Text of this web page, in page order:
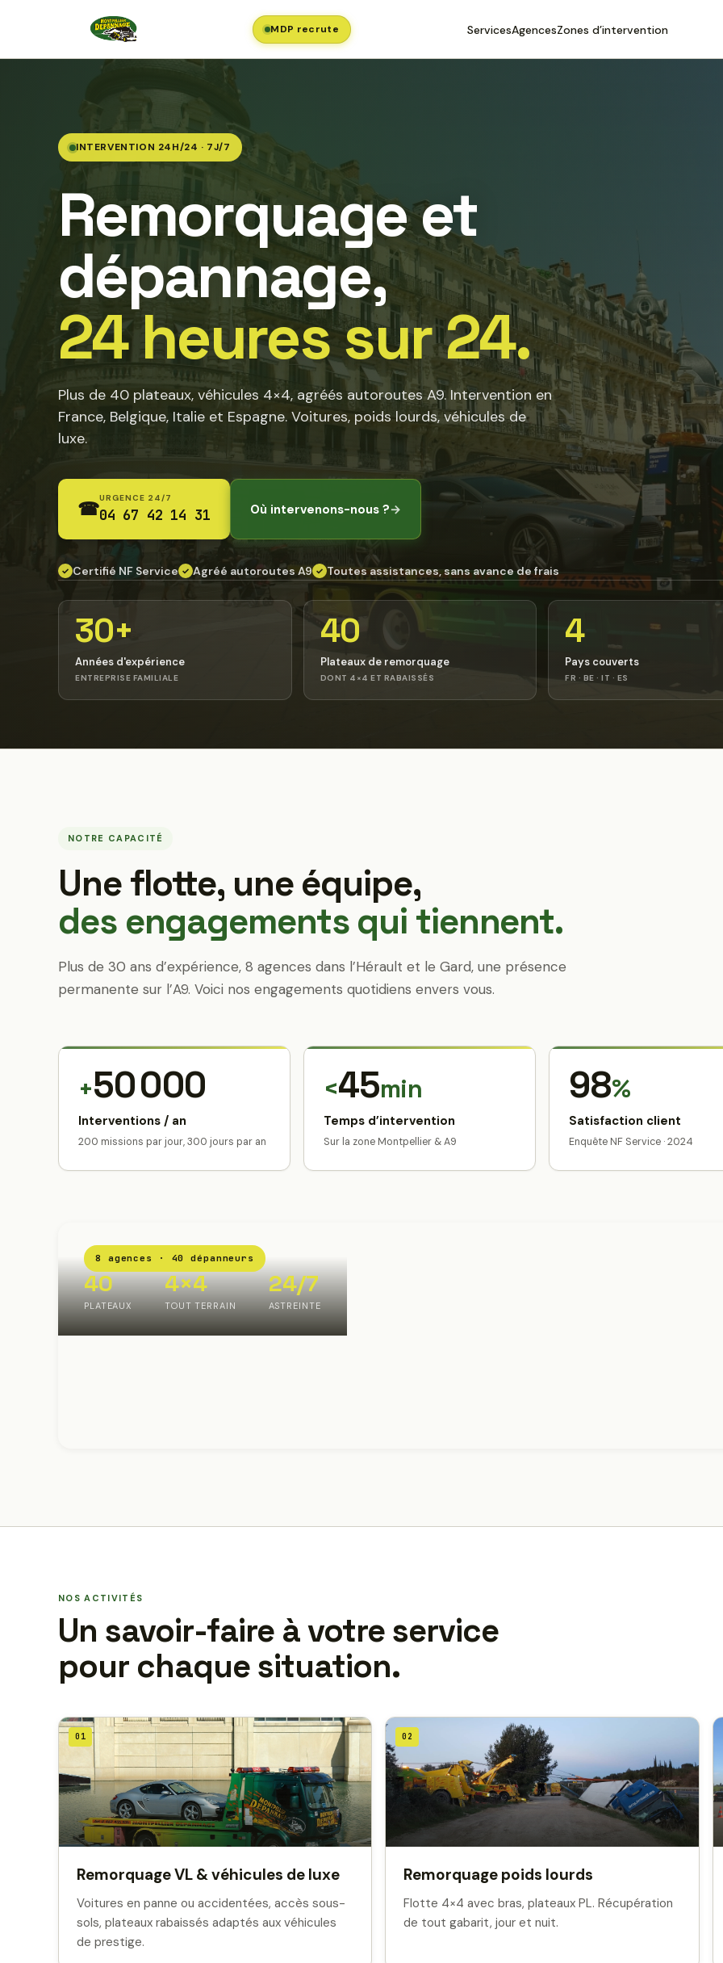
MDP recrute ServicesAgencesZones d’intervention
INTERVENTION 24H/24 · 7J/7
Remorquage et
dépannage,
24 heures sur 24.
Plus de 40 plateaux, véhicules 4×4, agréés autoroutes A9. Intervention en
France, Belgique, Italie et Espagne. Voitures, poids lourds, véhicules de
luxe.
☎URGENCE 24/7
04 67 42 14 31 Où intervenons-nous ?→
✓ Certifié NF Service ✓ Agréé autoroutes A9 ✓ Toutes assistances, sans avance de frais
30+
Années d'expérience
ENTREPRISE FAMILIALE
40
Plateaux de remorquage
DONT 4×4 ET RABAISSÉS
4
Pays couverts
FR · BE · IT · ES
NOTRE CAPACITÉ
Une flotte, une équipe,
des engagements qui tiennent.
Plus de 30 ans d’expérience, 8 agences dans l’Hérault et le Gard, une présence
permanente sur l’A9. Voici nos engagements quotidiens envers vous.
+50 000
Interventions / an
200 missions par jour, 300 jours par an
<45min
Temps d’intervention
Sur la zone Montpellier & A9
98%
Satisfaction client
Enquête NF Service · 2024
8 agences · 40 dépanneurs
40
PLATEAUX
4×4
TOUT TERRAIN
24/7
ASTREINTE
NOS ACTIVITÉS
Un savoir-faire à votre service
pour chaque situation.
01
Remorquage VL & véhicules de luxe
Voitures en panne ou accidentées, accès sous-
sols, plateaux rabaissés adaptés aux véhicules
de prestige.
02
Remorquage poids lourds
Flotte 4×4 avec bras, plateaux PL. Récupération
de tout gabarit, jour et nuit.